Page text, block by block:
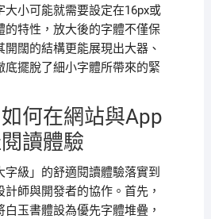
大小可能就需要設定在16px或
的特性，放大後的字體不僅保
闊的結構更能展現出大器、
底擺脫了細小字體所帶來的緊
何在網站與App
讀體驗
級」的舒適閱讀體驗落實到
師與開發者的協作。首先，
玉書體設為優先字體堆疊，